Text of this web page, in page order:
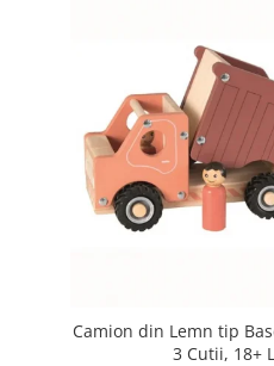
Camion din Lemn tip
3 Cutii, 18+